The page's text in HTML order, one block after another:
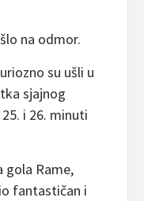
na odmor.
su ušli u
sjajnog
25. i 26. minuti
gola Rame,
fantastičan i